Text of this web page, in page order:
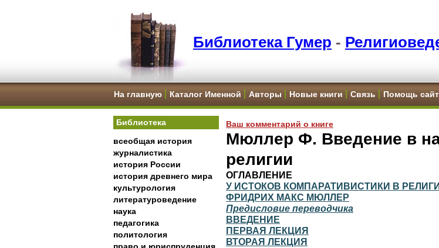
Библиотека Гумер -
На главную Каталог Именной Авторы Новые книги Связь Помощь
Библиотека
всеобщая история
журналистика
история России
история древнего мира
культурология
литературоведение
наука
педагогика
политология
Ваш комментарий о книге
Мюллер Ф. Введение в
религии
ОГЛАВЛЕНИЕ
У ИСТОКОВ КОМПАРАТИВИСТИКИ В
ФРИДРИХ МАКС МЮЛЛЕР
Предисловие переводчика
ВВЕДЕНИЕ
ПЕРВАЯ ЛЕКЦИЯ
ВТОРАЯ ЛЕКЦИЯ